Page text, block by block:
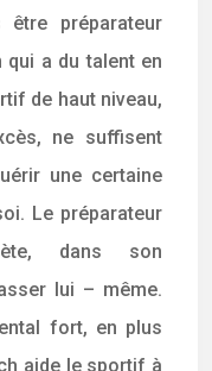
préparateur
qui a du talent en
de haut niveau,
ne suffisent
une certaine
Le préparateur
dans son
lui – même.
fort, en plus
aide le sportif à